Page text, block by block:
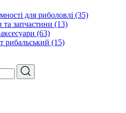
для риболовлі (35)
та запчастини (13)
(63)
рибальський (15)